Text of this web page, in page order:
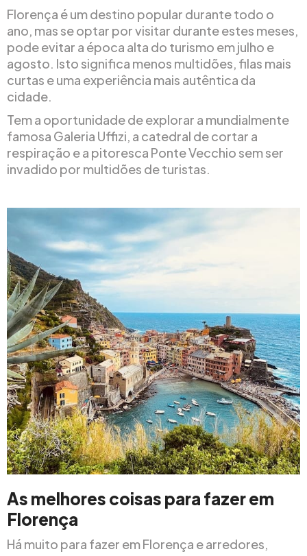
Florença é um destino popular durante todo o
ano, mas se optar por visitar durante estes meses,
pode evitar a época alta do turismo em julho e
agosto. Isto significa menos multidões, filas mais
curtas e uma experiência mais autêntica da
cidade.
Tem a oportunidade de explorar a mundialmente
famosa Galeria Uffizi, a catedral de cortar a
respiração e a pitoresca Ponte Vecchio sem ser
invadido por multidões de turistas.
As melhores coisas para fazer em
Florença
Há muito para fazer em Florença e arredores,